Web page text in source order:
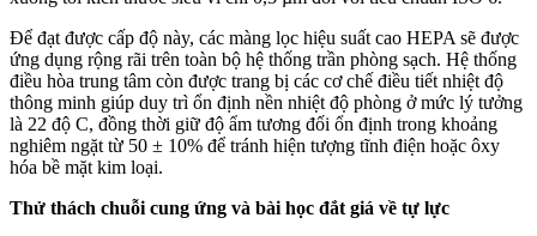
Để đạt được cấp độ này, các màng lọc hiệu suất cao HEPA sẽ được
ứng dụng rộng rãi trên toàn bộ hệ thống trần phòng sạch. Hệ thống
điều hòa trung tâm còn được trang bị các cơ chế điều tiết nhiệt độ
thông minh giúp duy trì ổn định nền nhiệt độ phòng ở mức lý tưởng
là 22 độ C, đồng thời giữ độ ẩm tương đối ổn định trong khoảng
nghiêm ngặt từ 50 ± 10% để tránh hiện tượng tĩnh điện hoặc ôxy
hóa bề mặt kim loại.
Thử thách chuỗi cung ứng và bài học đắt giá về tự lực